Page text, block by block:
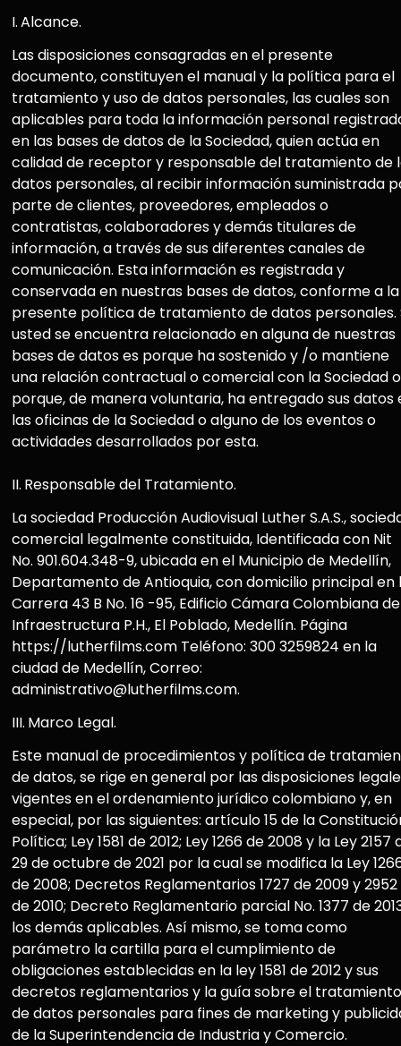
I.Alcance.
Las disposiciones consagradas en el presente
documento, constituyen el manual y la política para el
tratamiento y uso de datos personales, las cuales son
aplicables para toda la información personal
en las bases de datos de la Sociedad, quien actúa en
calidad de receptor y responsable del tratamiento de
datos personales, al recibir información suministrada
parte de clientes, proveedores, empleados o
contratistas, colaboradores y demás titulares de
información, a través de sus diferentes canales de
comunicación. Esta información es registrada y
conservada en nuestras bases de datos, conforme a la
presente política de tratamiento de datos personales.
usted se encuentra relacionado en alguna de nuestras
bases de datos es porque ha sostenido y /o mantiene
una relación contractual o comercial con la Sociedad o
porque, de manera voluntaria, ha entregado sus datos
las oficinas de la Sociedad o alguno de los eventos o
actividades desarrollados por esta.
II. Responsable del Tratamiento.
La sociedad Producción Audiovisual Luther S.A.S.,
comercial legalmente constituida, Identificada con Nit
No. 901.604.348-9, ubicada en el Municipio de Medellín,
Departamento de Antioquia, con domicilio principal en
Carrera 43 B No. 16 -95, Edificio Cámara Colombiana de
Infraestructura P.H., El Poblado, Medellín. Página
https://lutherfilms.com Teléfono: 300 3259824 en la
ciudad de Medellín, Correo:
administrativo@lutherfilms.com.
III. Marco Legal.
Este manual de procedimientos y política de
de datos, se rige en general por las disposiciones
vigentes en el ordenamiento jurídico colombiano y, en
especial, por las siguientes: artículo 15 de la
Política; Ley 1581 de 2012; Ley 1266 de 2008 y la Ley 2157
29 de octubre de 2021 por la cual se modifica la Ley
de 2008; Decretos Reglamentarios 1727 de 2009 y 2952
de 2010; Decreto Reglamentario parcial No. 1377 de
los demás aplicables. Así mismo, se toma como
parámetro la cartilla para el cumplimiento de
obligaciones establecidas en la ley 1581 de 2012 y sus
decretos reglamentarios y la guía sobre el tratamiento
de datos personales para fines de marketing y
de la Superintendencia de Industria y Comercio.